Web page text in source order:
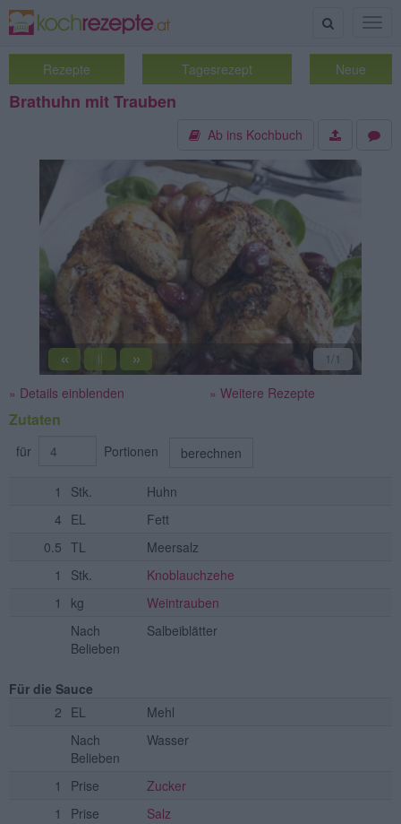
Suche
Rezepte Tagesrezept Neue
Brathuhn mit Trauben
Ab ins Kochbuch
« || » 1/1
» Details einblenden » Weitere Rezepte
Zutaten
für Portionen berechnen
1 Stk.
Huhn
4 EL
Fett
0.5 TL
Meersalz
1
Stk.
Knoblauchzehe
1
kg
Weintrauben
Nach
Belieben
Salbeiblätter
Für die Sauce
2 EL
Mehl
Nach
Belieben
Wasser
1 Prise
Zucker
1
Prise
Salz